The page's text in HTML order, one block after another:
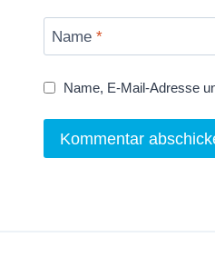
Name *
Name, E-Mail-Adresse